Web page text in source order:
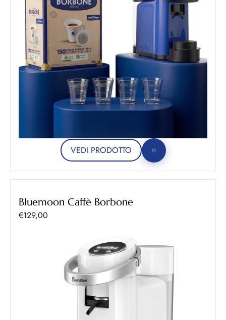
VEDI PRODOTTO
Bluemoon Caffè Borbone
Prezzo scontato
€129,00